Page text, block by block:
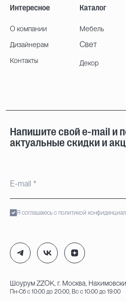
Интересное
О компании
Дизайнерам
Контакты
Каталог
Мебель
Свет
Декор
Напишите свой e-mail и
актуальные скидки и
Я соглашаюсь с политикой
Шоурум ZZOK, г. Москва,
Пн-Сб с 10:00 до 20:00, Вс с 10:00 до 19:00